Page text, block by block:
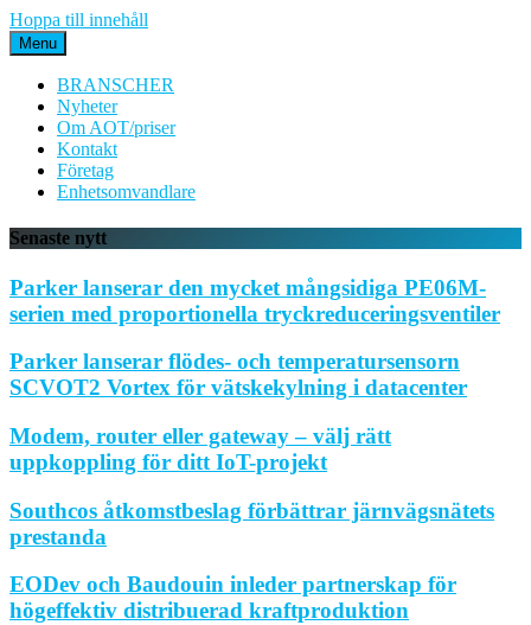
Hoppa till innehåll
Menu
BRANSCHER
Nyheter
Om AOT/priser
Kontakt
Företag
Enhetsomvandlare
Senaste nytt
Parker lanserar den mycket mångsidiga PE06M-
serien med proportionella tryckreduceringsventiler
Parker lanserar flödes- och temperatursensorn
SCVOT2 Vortex för vätskekylning i datacenter
Modem, router eller gateway – välj rätt
uppkoppling för ditt IoT-projekt
Southcos åtkomstbeslag förbättrar järnvägsnätets
prestanda
EODev och Baudouin inleder partnerskap för
högeffektiv distribuerad kraftproduktion